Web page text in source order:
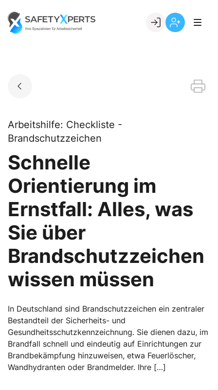
content
Go to landing page.
Arbeitshilfe: Checkliste -
Brandschutzzeichen
Schnelle
Orientierung im
Ernstfall: Alles, was
Sie über
Brandschutzzeichen
wissen müssen
In Deutschland sind Brandschutzzeichen ein zentraler
Bestandteil der Sicherheits- und
Gesundheitsschutzkennzeichnung. Sie dienen dazu, im
Brandfall schnell und eindeutig auf Einrichtungen zur
Brandbekämpfung hinzuweisen, etwa Feuerlöscher,
Wandhydranten oder Brandmelder. Ihre […]